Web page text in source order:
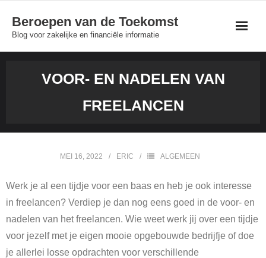
content
Beroepen van de Toekomst
Blog voor zakelijke en financiële informatie
VOOR- EN NADELEN VAN
FREELANCEN
MEI 16, 2022 ERIC ALGEMEEN
Werk je al een tijdje voor een baas en heb je ook interesse
in freelancen? Verdiep je dan nog eens goed in de voor- en
nadelen van het freelancen. Wie weet werk jij over een tijdje
voor jezelf met je eigen mooie opgebouwde bedrijfje of doe
je allerlei losse opdrachten voor verschillende